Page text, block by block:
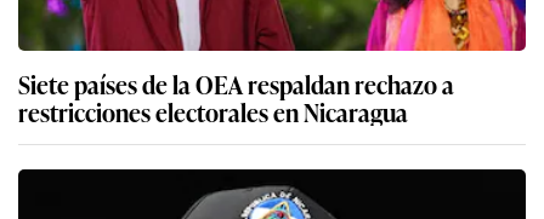
Siete países de la OEA respaldan rechazo a
restricciones electorales en Nicaragua